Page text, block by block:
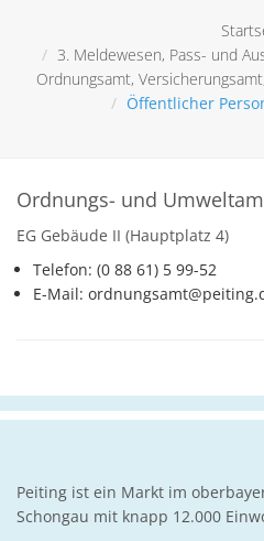
3. Meldewesen, Pass- und
Ordnungsamt,
Öffentlicher
Ordnungs- und
EG Gebäude II (Hauptplatz 4)
Telefon: (0 88 61) 5 99-52
E-Mail:
Peiting ist ein Markt im
Schongau mit knapp 12.000